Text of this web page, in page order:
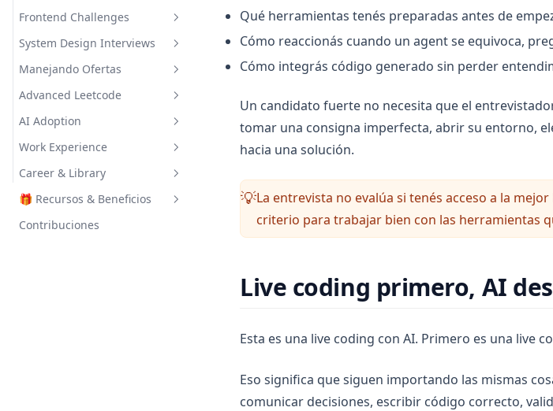
Big(O) Notation
Strings & Arrays
Stacks & Queues
Linked Lists
Trees
Recursión
Tips de Grabación
Frontend Challenges
React Idioms
React Hooks
Promises
System Design Interviews
System Design Meta
OpenSea: Core Components,
Frontend & Low-level Design
Manejando Ofertas
Evaluando Equities & Ofertas
Negociando Salarios
Carreras Exponenciales
Evaluando Empresas
Entendiendo Perfiles y
Seniority
Advanced Leetcode
LRU Cache
AI Adoption
AI Adoption: Overview
AI Adoption: AI Interviews
AI Adoption: Kickstart
Work Experience
Overview
Work Experience
Fundamentals
Career & Library
Career
Dando y Recibiendo Feedback
Quant Dev
🎁 Recursos & Beneficios
🚀 SilverEd
Contribuciones
Qué herramientas tenés preparadas antes de
Cómo reaccionás cuando un agent se equivoca,
Cómo integrás código generado sin perder
Un candidato fuerte no necesita que el
tomar una consigna imperfecta, abrir su entorno,
hacia una solución.
💡La entrevista no evalúa si tenés acceso a la
criterio para trabajar bien con las herramientas
Live coding primero, AI
Esta es una live coding con AI. Primero es una live
Eso significa que siguen importando las mismas
comunicar decisiones, escribir código correcto,